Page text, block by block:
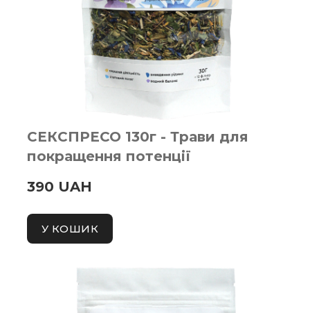
СЕКСПРЕСО 130г - Трави для
покращення потенції
390 UAH
У КОШИК